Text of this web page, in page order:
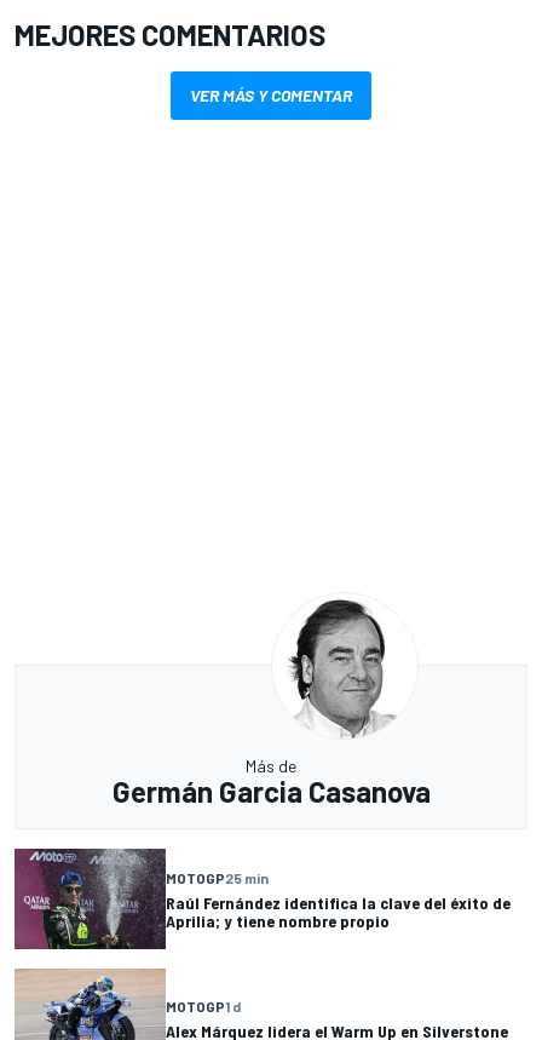
MEJORES COMENTARIOS
VER MÁS Y COMENTAR
Más de
Germán Garcia Casanova
MOTOGP25 min
Raúl Fernández identifica la clave del éxito de
Aprilia; y tiene nombre propio
MOTOGP1 d
Alex Márquez lidera el Warm Up en Silverstone